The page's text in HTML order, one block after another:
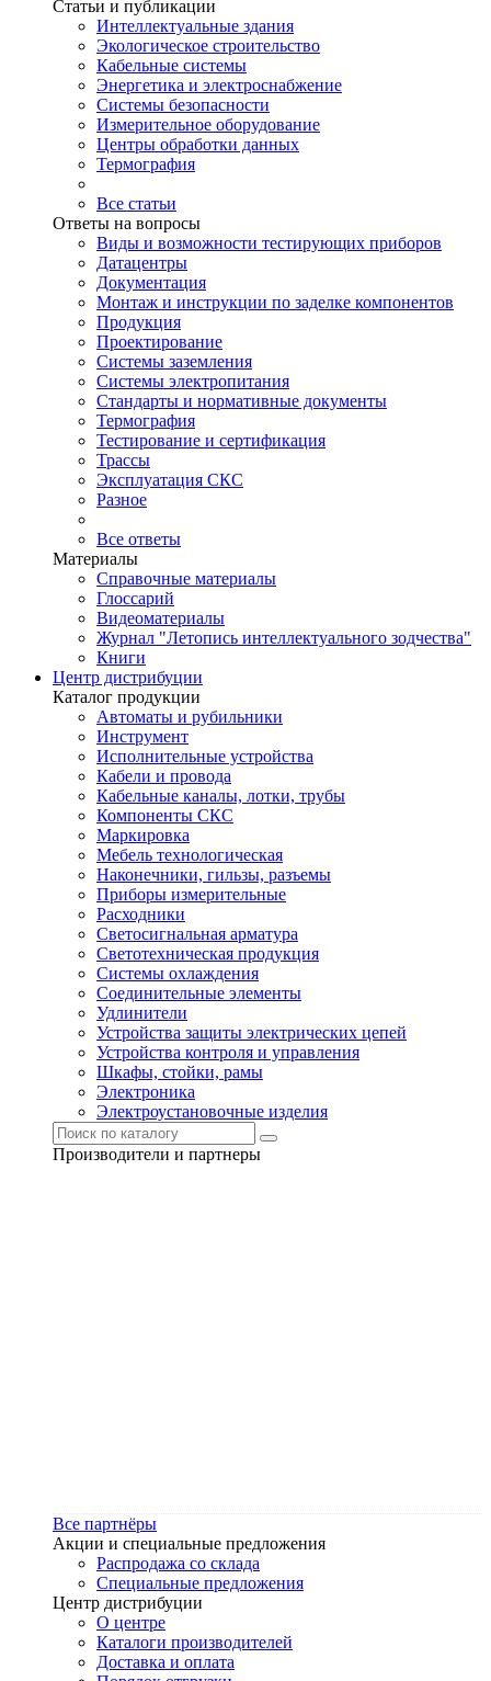
Статьи и публикации
Интеллектуальные здания
Экологическое строительство
Кабельные системы
Энергетика и электроснабжение
Системы безопасности
Измерительное оборудование
Центры обработки данных
Термография
Все статьи
Ответы на вопросы
Виды и возможности тестирующих приборов
Датацентры
Документация
Монтаж и инструкции по заделке компонентов
Продукция
Проектирование
Системы заземления
Системы электропитания
Стандарты и нормативные документы
Термография
Тестирование и сертификация
Трассы
Эксплуатация СКС
Разное
Все ответы
Материалы
Справочные материалы
Глоссарий
Видеоматериалы
Журнал "Летопись интеллектуального зодчества"
Книги
Центр дистрибуции
Каталог продукции
Автоматы и рубильники
Инструмент
Исполнительные устройства
Кабели и провода
Кабельные каналы, лотки, трубы
Компоненты СКС
Маркировка
Мебель технологическая
Наконечники, гильзы, разъемы
Приборы измерительные
Расходники
Светосигнальная арматура
Светотехническая продукция
Системы охлаждения
Соединительные элементы
Удлинители
Устройства защиты электрических цепей
Устройства контроля и управления
Шкафы, стойки, рамы
Электроника
Электроустановочные изделия
Производители и партнеры
Все партнёры
Акции и специальные предложения
Распродажа со склада
Специальные предложения
Центр дистрибуции
О центре
Каталоги производителей
Доставка и оплата